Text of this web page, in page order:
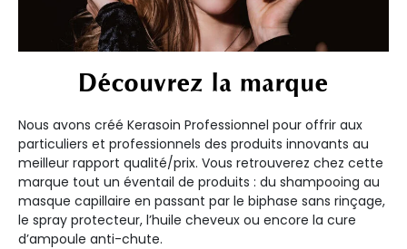
Découvrez la marque
Nous avons créé Kerasoin Professionnel pour offrir aux
particuliers et professionnels des produits innovants au
meilleur rapport qualité/prix. Vous retrouverez chez cette
marque tout un éventail de produits : du shampooing au
masque capillaire en passant par le biphase sans rinçage,
le spray protecteur, l’huile cheveux ou encore la cure
d’ampoule anti-chute.